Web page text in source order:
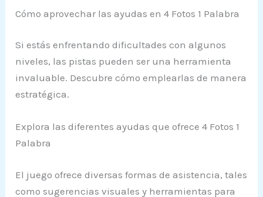
Cómo aprovechar las ayudas en 4 Fotos 1 Palabra
Si estás enfrentando dificultades con algunos
niveles, las pistas pueden ser una herramienta
invaluable. Descubre cómo emplearlas de manera
estratégica.
Explora las diferentes ayudas que ofrece 4 Fotos 1
Palabra
El juego ofrece diversas formas de asistencia, tales
como sugerencias visuales y herramientas para